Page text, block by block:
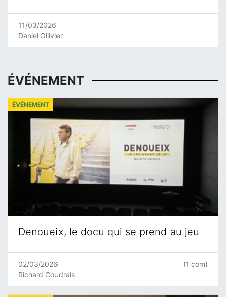
11/03/2026
Daniel Ollivier
ÉVÉNEMENT
Denoueix, le docu qui se prend au jeu
ÉVÉNEMENT
02/03/2026
Richard Coudrais
(1 com)